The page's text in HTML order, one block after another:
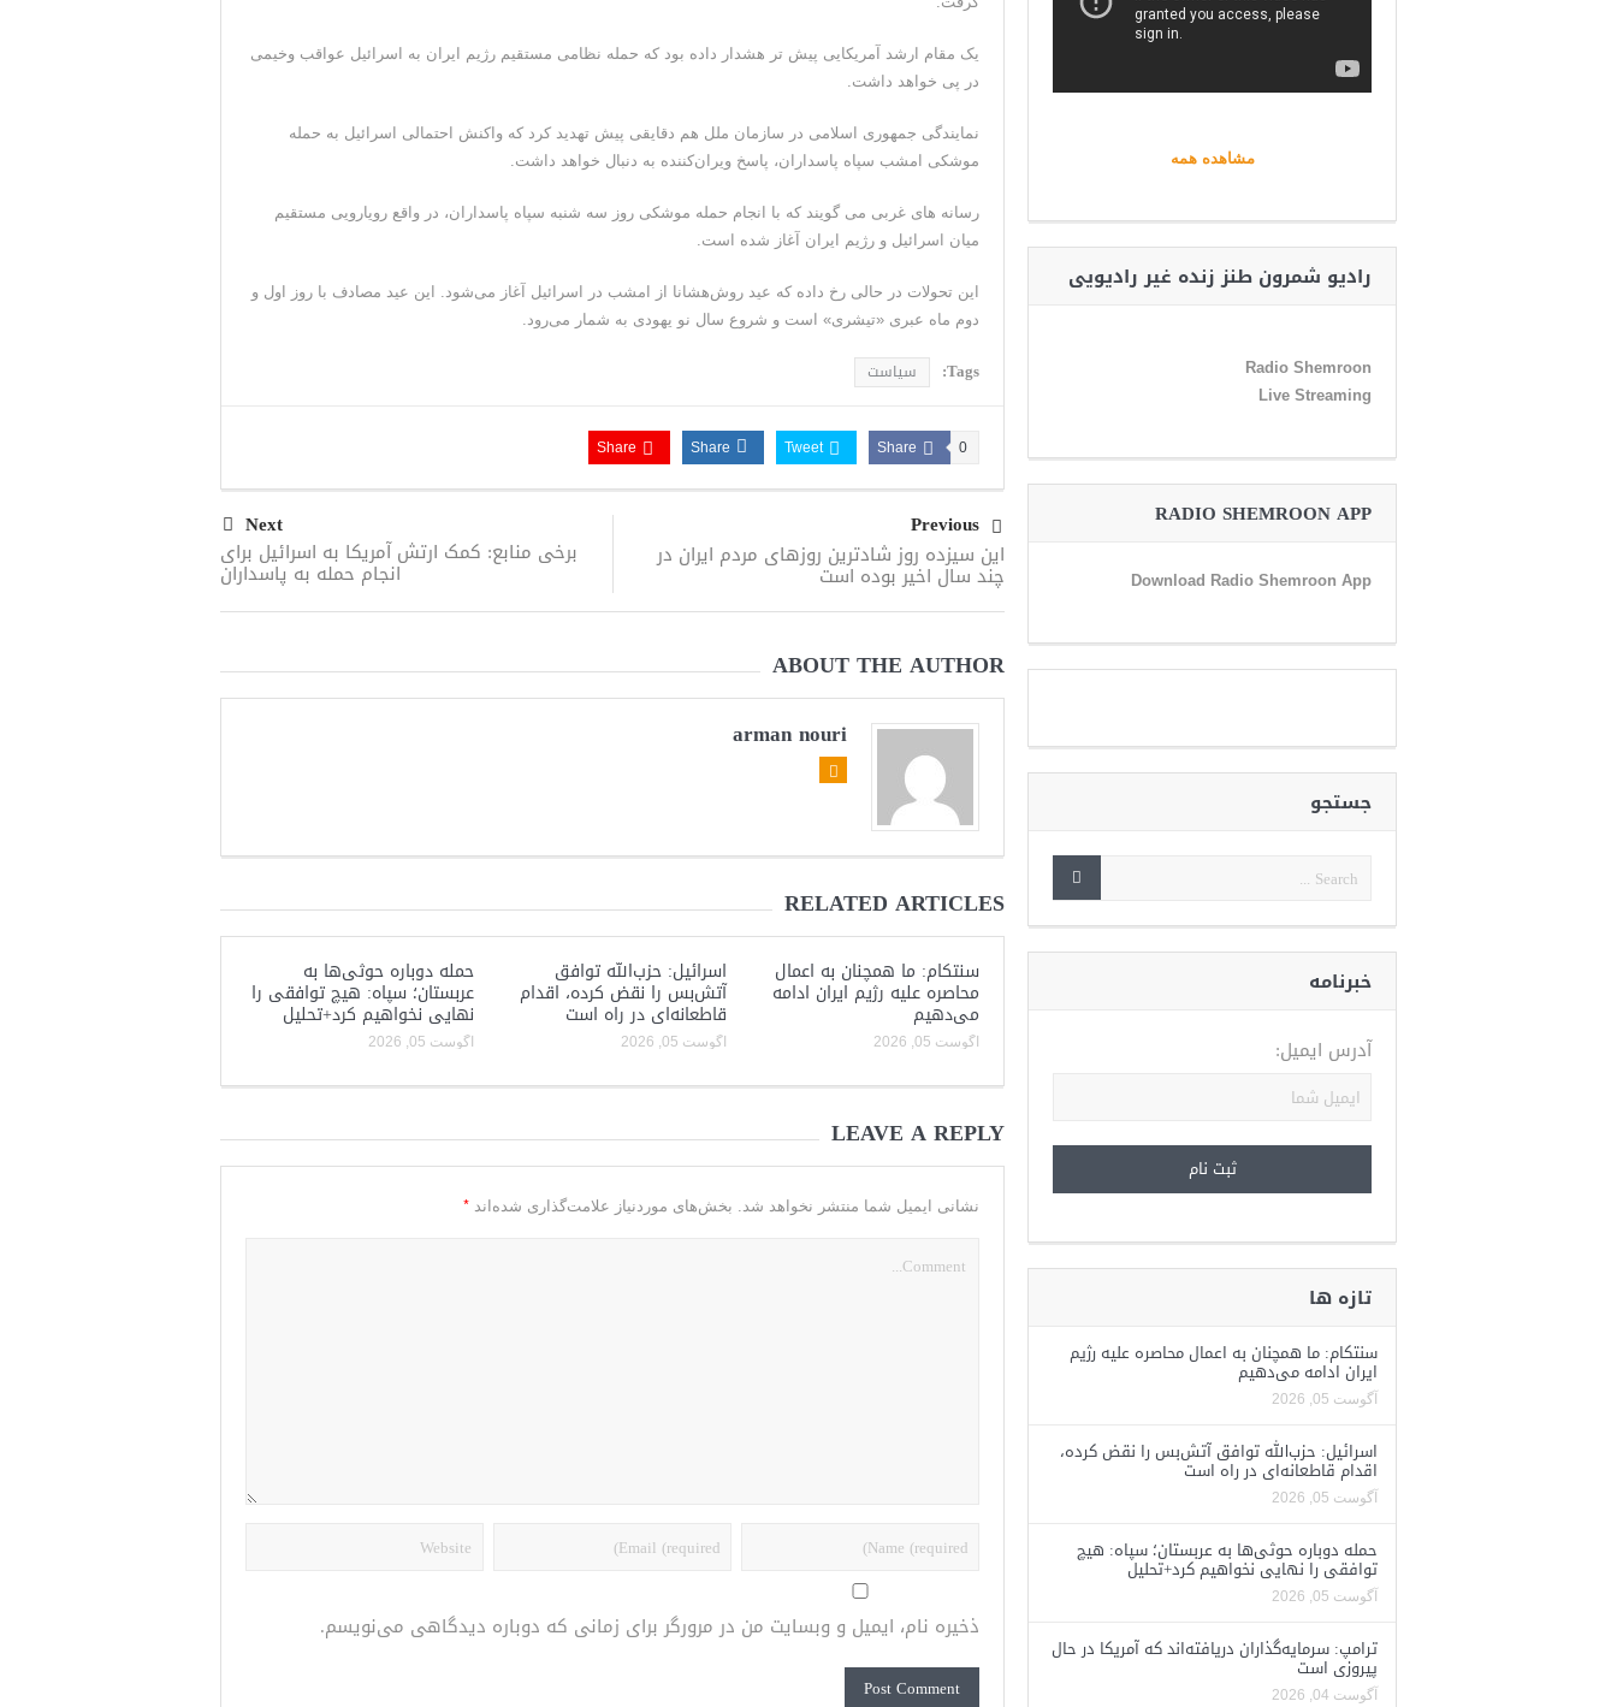
یک مقام ارشد آمریکایی پیش تر هشدار داده بود که حمله نظامی مستقیم رژیم ایران به اسرائیل عواقب وخیمی
در پی خواهد داشت.
نمایندگی جمهوری اسلامی در سازمان ملل هم دقایقی پیش تهدید کرد که واکنش احتمالی اسرائیل به حمله
موشکی امشب سپاه پاسداران، پاسخ‌ ویران‌کننده به دنبال خواهد داشت.
رسانه های غربی می گویند که با انجام حمله موشکی روز سه شنبه سپاه پاسداران، در واقع رویارویی مستقیم
میان اسرائیل و رژیم ایران آغاز شده است.
این تحولات در حالی رخ داده که عید روش‌هشانا از امشب در اسرائیل آغاز می‌شود. این عید مصادف با روز اول و
دوم ماه عبری «تیشری» است و شروع سال نو یهودی به شمار می‌رود.
Tags: سیاست
Share 0
Tweet
Share
Share
Previous
این سیزده روز شادترین روزهای مردم ایران در
چند سال اخیر بوده است
Next
برخی منابع: کمک ارتش آمریکا به اسرائیل برای
انجام حمله به پاسداران
ABOUT THE AUTHOR
arman nouri
RELATED ARTICLES
سنتکام: ما همچنان به اعمال
محاصره علیه رژیم ایران ادامه
می‌دهیم
آگوست 05, 2026
اسرائیل: حزب‌الله توافق
آتش‌بس را نقض کرده، اقدام
قاطعانه‌ای در راه است
آگوست 05, 2026
حمله دوباره حوثی‌ها به
عربستان؛ سپاه: هیچ توافقی را
نهایی نخواهیم کرد+تحلیل
آگوست 05, 2026
LEAVE A REPLY
نشانی ایمیل شما منتشر نخواهد شد. بخش‌های موردنیاز علامت‌گذاری شده‌اند *
ذخیره نام، ایمیل و وبسایت من در مرورگر برای زمانی که دوباره دیدگاهی می‌نویسم.
مشاهده همه
رادیو شمرون طنز زنده غیر رادیویی
Radio Shemroon
Live Streaming
RADIO SHEMROON APP
Download Radio Shemroon App
جستجو
خبرنامه
آدرس ایمیل:
تازه ها
سنتکام: ما همچنان به اعمال محاصره علیه رژیم
ایران ادامه می‌دهیم
آگوست 05, 2026
اسرائیل: حزب‌الله توافق آتش‌بس را نقض کرده،
اقدام قاطعانه‌ای در راه است
آگوست 05, 2026
حمله دوباره حوثی‌ها به عربستان؛ سپاه: هیچ
توافقی را نهایی نخواهیم کرد+تحلیل
آگوست 05, 2026
ترامپ: سرمایه‌گذاران دریافته‌اند که آمریکا در حال
پیروزی است
آگوست 04, 2026